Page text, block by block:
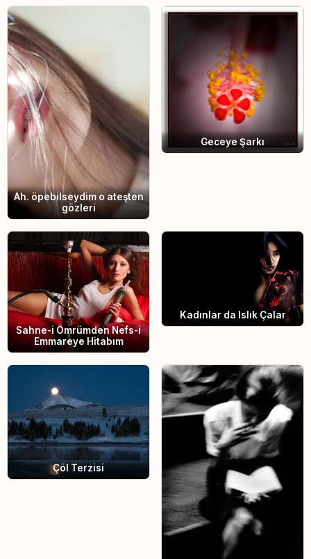
Ah. öpebilseydim o ateşten
gözleri
Geceye Şarkı
Sahne-i Ömrümden Nefs-i
Emmareye Hitabım
Kadınlar da Islık Çalar
Çöl Terzisi